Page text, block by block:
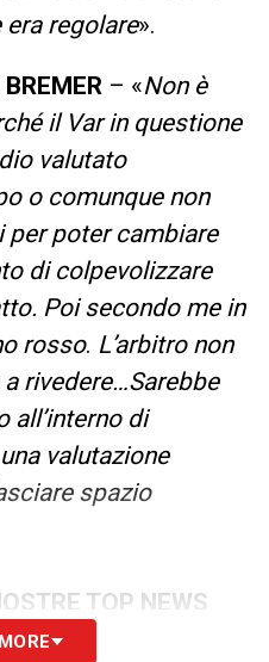
regolare».
– «Non è
il Var in questione
valutato
o comunque non
per poter cambiare
di colpevolizzare
Poi secondo me in
rosso. L’arbitro non
rivedere…Sarebbe
all’interno di
valutazione
spazio
TOP NEWS